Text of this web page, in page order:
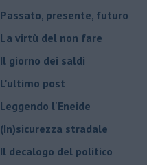
Passato, presente, futuro
La virtù del non fare
Il giorno dei saldi
L'ultimo post
Leggendo l'Eneide
​(In)sicurezza stradale
Il decalogo del politico